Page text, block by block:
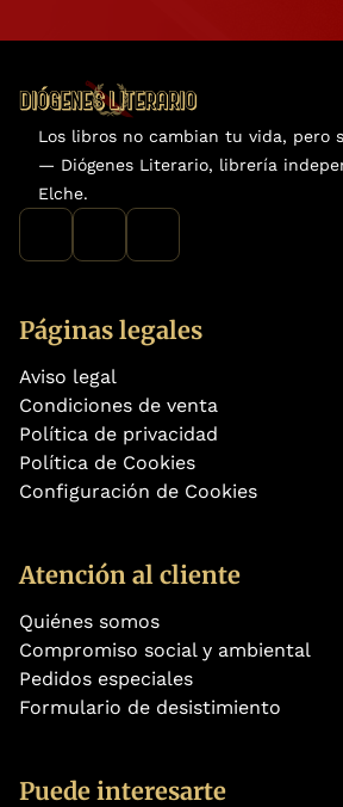
Los libros no cambian tu vida, pero
— Diógenes Literario, librería
Elche.
Páginas legales
Aviso legal
Condiciones de venta
Política de privacidad
Política de Cookies
Configuración de Cookies
Atención al cliente
Quiénes somos
Compromiso social y ambiental
Pedidos especiales
Formulario de desistimiento
Puede interesarte